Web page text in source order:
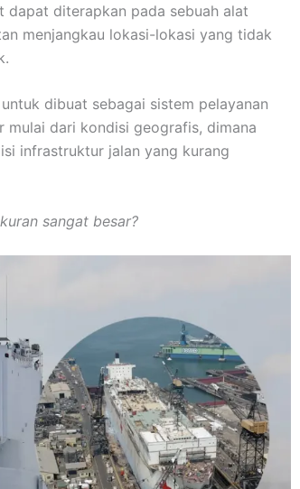
dapat diterapkan pada sebuah alat
menjangkau lokasi-lokasi yang tidak
dibuat sebagai sistem pelayanan
mulai dari kondisi geografis, dimana
infrastruktur jalan yang kurang
sangat besar?